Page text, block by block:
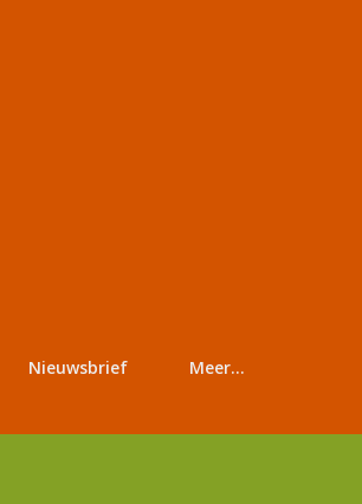
Nieuwsbrief Meer…